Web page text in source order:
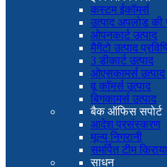
कस्टम ईकॉमर्स
उत्पाद अपलोड की
ओपनकार्ट उत्पाद
मैगेंटो उत्पाद
3 डीकार्ट उत्पाद
ओएसकामर्स उत्पाद
वू कॉमर्स उत्पाद
बिगकामर्स उत्पाद
बैक ऑफिस सपोर्ट
आदेश प्रसंस्करण
मूल्य निगरानी
समर्पित टीम किराया
साधन